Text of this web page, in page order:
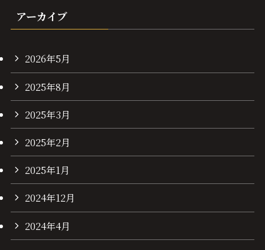
アーカイブ
2026年5月
2025年8月
2025年3月
2025年2月
2025年1月
2024年12月
2024年4月